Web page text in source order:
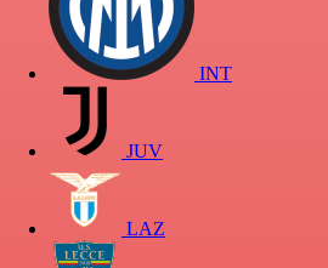
INT
JUV
LAZ